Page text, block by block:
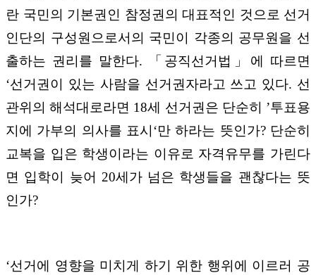
란 국민의 기본권인 참정권의 대표적인 것으로 선거
인단의 구성원으로서의 국민이 각종의 공무원을 선
출하는 권리를 말한다. 「공직선거법」에 따르면
‘선거권이 있는 사람을 선거권자라고 쓰고 있다. 선
관위의 해석대로라면 18세 선거권은 단순히 ’투표용
지에 가부의 의사를 표시‘만 하라는 뜻인가? 단순히
교복을 입은 학생이라는 이유로 자격유무를 가린다
면 입학이 늦어 20세가 넘은 학생들을 괜찮다는 뜻
인가?
‘선거에 영향을 미치게 하기 위한 행위에 이르러 공